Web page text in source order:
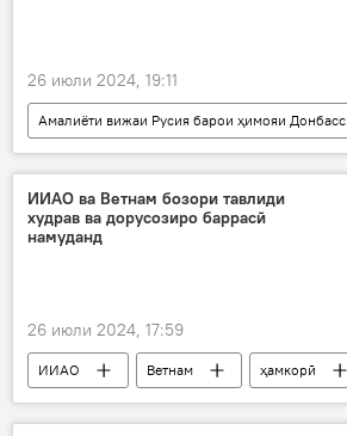
26 июли 2024, 19:11
Украина
Русия
Дар Русия
амалиёти вижа
таслим
Донбасс
ИИАО ва Ветнам бозори тавлиди
худрав ва дорусозиро баррасӣ
намуданд
26 июли 2024, 17:59
ИИАО Ветнам
ҳамкорӣ
равобит
Иқтисод дорусозӣ